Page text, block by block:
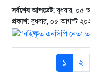
সর্বশেষ আপডেট:বুধবার, ০৫
প্রকাশ:বুধবার, ০৫ আগস্ট
১ ২